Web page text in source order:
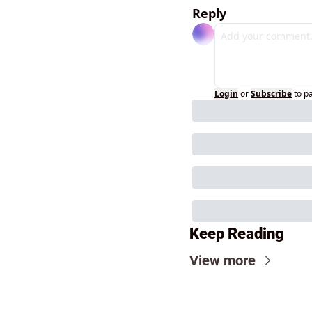
Reply
Login orSubscribeto
Keep Reading
View more